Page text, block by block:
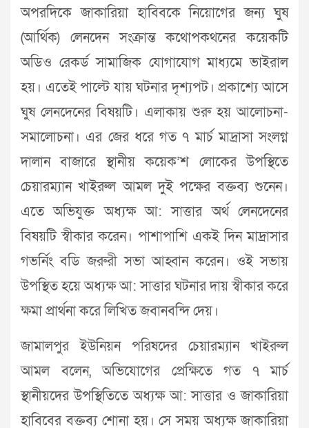
অপরদিকে জাকারিয়া হাবিবকে নিয়োগের জন্য ঘুষ
(আর্থিক) লেনদেন সংক্রান্ত কথোপকথনের কয়েকটি
অডিও রেকর্ড সামাজিক যোগাযোগ মাধ্যমে ভাইরাল
হয়। এতেই পাল্টে যায় ঘটনার দৃশ্যপট। প্রকাশ্যে আসে
ঘুষ লেনদেনের বিষয়টি। এলাকায় শুরু হয় আলোচনা-
সমালোচনা। এর জের ধরে গত ৭ মার্চ মাদ্রাসা সংলগ্ন
দালান বাজারে স্থানীয় কয়েক’শ লোকের উপস্থিতে
চেয়ারম্যান খাইরুল আমল দুই পক্ষের বক্তব্য শুনেন।
এতে অভিযুক্ত অধ্যক্ষ আ: সাত্তার অর্থ লেনদেনের
বিষয়টি স্বীকার করেন। পাশাপাশি একই দিন মাদ্রাসার
গভর্নিং বডি জরুরী সভা আহ্বান করেন। ওই সভায়
উপস্থিত হয়ে অধ্যক্ষ আ: সাত্তার ঘটনার দায় স্বীকার করে
ক্ষমা প্রার্থনা করে লিখিত জবানবন্দি দেয়।
জামালপুর ইউনিয়ন পরিষদের চেয়ারম্যান খাইরুল
আমল বলেন, অভিযোগের প্রেক্ষিতে গত ৭ মার্চ
স্থানীয়দের উপস্থিতিতে অধ্যক্ষ আ: সাত্তার ও জাকারিয়া
হাবিবের বক্তব্য শোনা হয়। সে সময় অধ্যক্ষ জাকারিয়া